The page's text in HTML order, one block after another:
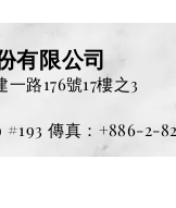
有限公司
一路176號17樓​之3
傳真：+886-2-